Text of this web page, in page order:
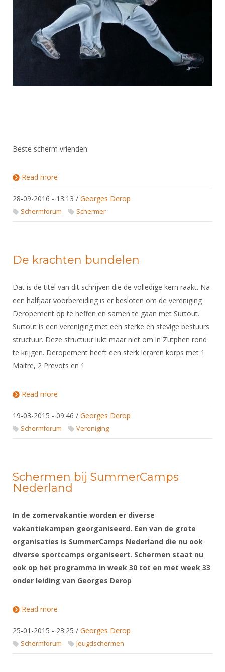
Beste scherm vrienden
Read more
28-09-2016 - 13:13 / Georges Derop
Schermforum Schermer
De krachten bundelen
Dat is de titel van dit schrijven die de volledige kern raakt. Na
een halfjaar voorbereiding is er besloten om de vereniging
Deropement op te heffen en samen te gaan met Surtout.
Surtout is een vereniging met een sterke en stevige bestuurs
structuur. Deze structuur lukt maar niet om in Zutphen rond
te krijgen. Deropement heeft een sterk leraren korps met 1
Maitre, 2 Prevots en 1
Read more
19-03-2015 - 09:46 / Georges Derop
Schermforum Vereniging
Schermen bij SummerCamps
Nederland
In de zomervakantie worden er diverse
vakantiekampen georganiseerd. Een van de grote
organisaties is SummerCamps Nederland die nu ook
diverse sportcamps organiseert. Schermen staat nu
ook op het programma in week 30 tot en met week 33
onder leiding van Georges Derop
Read more
25-01-2015 - 23:25 / Georges Derop
Schermforum Jeugdschermen